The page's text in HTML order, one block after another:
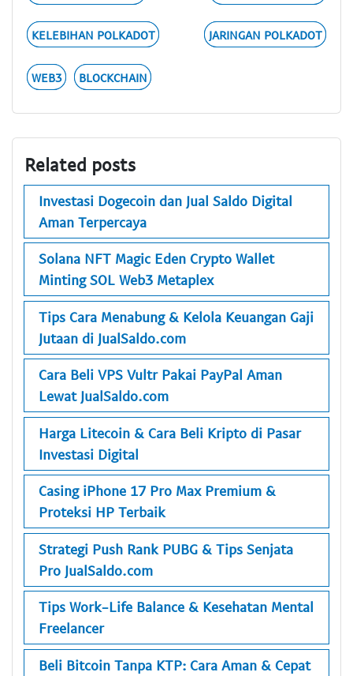
KELEBIHAN POLKADOT JARINGAN POLKADOT
WEB3 BLOCKCHAIN
Related posts
Investasi Dogecoin dan Jual Saldo Digital
Aman Terpercaya
Solana NFT Magic Eden Crypto Wallet
Minting SOL Web3 Metaplex
Tips Cara Menabung & Kelola Keuangan Gaji
Jutaan di JualSaldo.com
Cara Beli VPS Vultr Pakai PayPal Aman
Lewat JualSaldo.com
Harga Litecoin & Cara Beli Kripto di Pasar
Investasi Digital
Casing iPhone 17 Pro Max Premium &
Proteksi HP Terbaik
Strategi Push Rank PUBG & Tips Senjata
Pro JualSaldo.com
Tips Work-Life Balance & Kesehatan Mental
Freelancer
Beli Bitcoin Tanpa KTP: Cara Aman & Cepat